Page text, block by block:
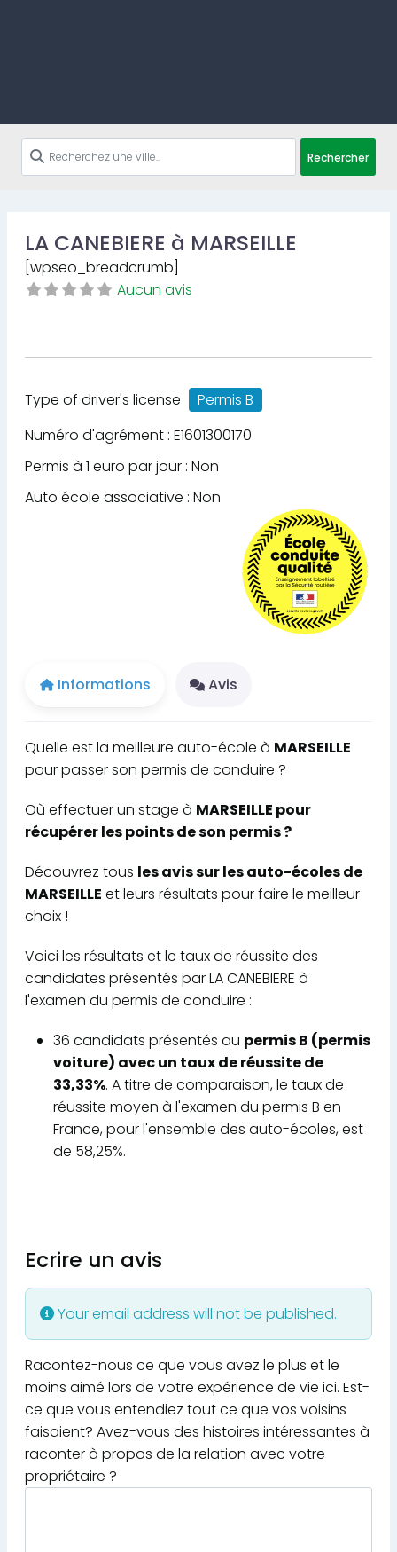
Rechercher
LA CANEBIERE à MARSEILLE
[wpseo_breadcrumb]
Aucun avis
Type of driver's license
Permis B
Numéro d'agrément : E1601300170
Permis à 1 euro par jour : Non
Auto école associative : Non
Informations Avis
Quelle est la meilleure auto-école à MARSEILLE
pour passer son permis de conduire ?
Où effectuer un stage à MARSEILLE pour
récupérer les points de son permis ?
Découvrez tous les avis sur les auto-écoles de
MARSEILLE et leurs résultats pour faire le meilleur
choix !
Voici les résultats et le taux de réussite des
candidates présentés par LA CANEBIERE à
l'examen du permis de conduire :
36 candidats présentés au permis B (permis
voiture) avec un taux de réussite de
33,33%. A titre de comparaison, le taux de
réussite moyen à l'examen du permis B en
France, pour l'ensemble des auto-écoles, est
de 58,25%.
Ecrire un avis
Your email address will not be published.
Racontez-nous ce que vous avez le plus et le
moins aimé lors de votre expérience de vie ici. Est-
ce que vous entendiez tout ce que vos voisins
faisaient? Avez-vous des histoires intéressantes à
raconter à propos de la relation avec votre
propriétaire ?